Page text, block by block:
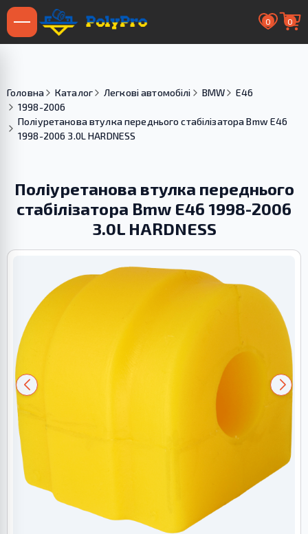
0 0
Головна Каталог Легкові автомобілі BMW
E46
1998-2006
Поліуретанова втулка переднього стабілізатора Bmw E46
1998-2006 3.0L HARDNESS
Поліуретанова втулка переднього
стабілізатора Bmw E46 1998-2006
3.0L HARDNESS